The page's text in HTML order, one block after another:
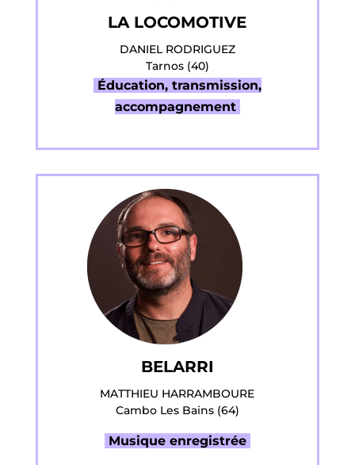
LA LOCOMOTIVE
DANIEL RODRIGUEZ
Tarnos (40)
Éducation, transmission,
accompagnement
BELARRI
MATTHIEU HARRAMBOURE
Cambo Les Bains (64)
Musique enregistrée